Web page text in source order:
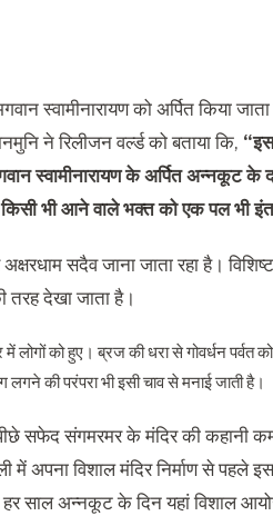
स्वामीनारायण को अर्पित किया
ने रिलीजन वर्ल्ड को बताया कि,
स्वामीनारायण के अर्पित अन्नकूट
भी आने वाले भक्त को एक पल भी
सदैव जाना जाता रहा है।
देखा जाता है।
लोगों को हुए। ब्रज की धरा से गोवर्धन पर्वत
की परंपरा भी इसी चाव से मनाई जाती है।
सफेद संगमरमर के मंदिर की कहानी
में अपना विशाल मंदिर निर्माण से पहले
हर साल अन्नकूट के दिन यहां विशाल